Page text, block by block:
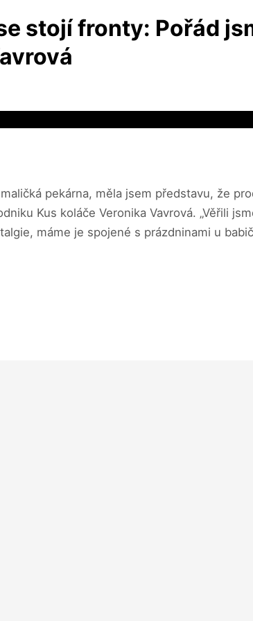
stojí fronty: Pořád
pekárna, měla jsem představu, že
Kus koláče Veronika Vavrová. „Věřili
máme je spojené s prázdninami u